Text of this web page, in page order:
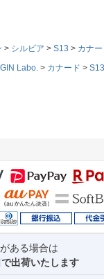
シルビア S13 カナー
Labo. カナード S13
ある場合は
で出荷いたします